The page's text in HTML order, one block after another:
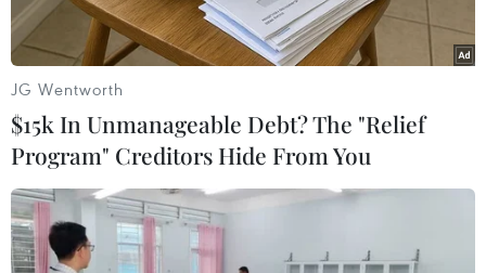
JG Wentworth
$15k In Unmanageable Debt? The "Relief
Program" Creditors Hide From You